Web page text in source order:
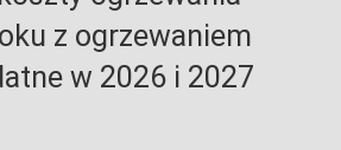
z ogrzewaniem
w 2026 i 2027